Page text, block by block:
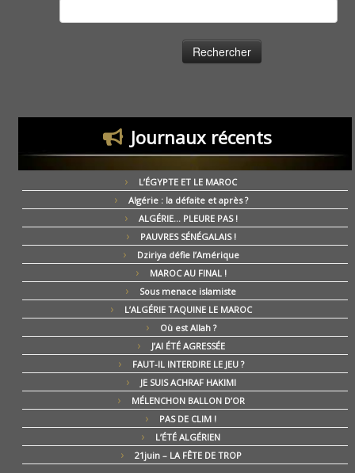
Journaux récents
L’ÉGYPTE ET LE MAROC
Algérie : la défaite et après ?
ALGÉRIE… PLEURE PAS !
PAUVRES SÉNÉGALAIS !
Dziriya défie l’Amérique
MAROC AU FINAL !
Sous menace islamiste
L’ALGÉRIE TAQUINE LE MAROC
Où est Allah ?
J’AI ÉTÉ AGRESSÉE
FAUT-IL INTERDIRE LE JEU ?
JE SUIS ACHRAF HAKIMI
MÉLENCHON BALLON D’OR
PAS DE CLIM !
L’ÉTÉ ALGÉRIEN
21juin – LA FÊTE DE TROP